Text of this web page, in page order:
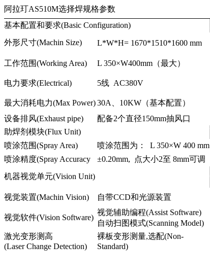
阿拉玎AS510M选择焊规格参数
基本配置和要求(Basic Configuration)
外形尺寸(Machin Size)
L*W*H= 1670*1510*1600 mm
工作范围(Working Area)
L 350×W400mm（最大）
电力要求(Electrical)
5线 AC380V
最大消耗电力(Max Power)30A、10KW（基本配置）
设备排风(Exhaust pipe)
配备2个直径150mm抽风口
助焊剂模块(Flux Unit)
喷涂范围(Spray Area)
喷涂范围为： L 350×W 400 mm
喷涂精度(Spray Accuracy
±0.20mm, 点大小2至 8mm可调
机器视觉单元(Vision Unit)
视觉装置(Machin Vision)
自带CCD和光源装置
视觉软件(Vision Software)
视觉辅助编程(Assist Software)
自动扫图模式(Scanning Model)
激光变形测高
(Laser Change Detection)
裸板变形测量,选配(Non-
Standard)